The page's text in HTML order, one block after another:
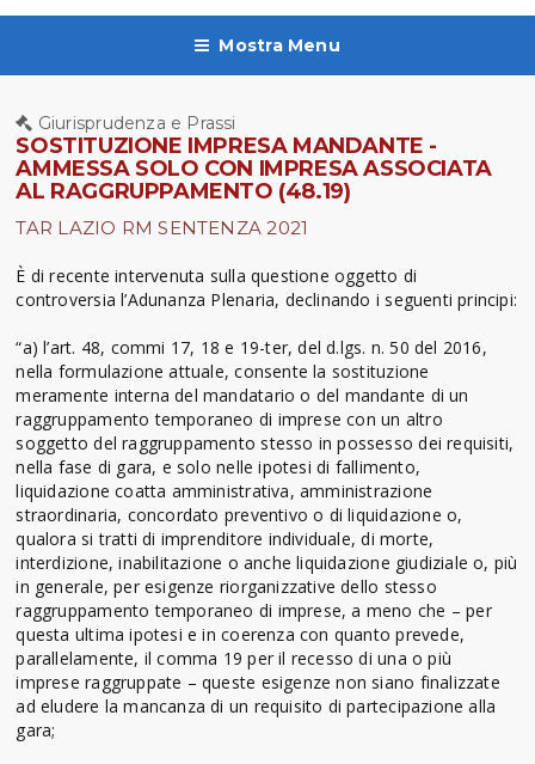
Mostra Menu
Giurisprudenza e Prassi
SOSTITUZIONE IMPRESA MANDANTE -
AMMESSA SOLO CON IMPRESA ASSOCIATA
AL RAGGRUPPAMENTO (48.19)
TAR LAZIO RM SENTENZA 2021
È di recente intervenuta sulla questione oggetto di
controversia l’Adunanza Plenaria, declinando i seguenti principi:
“a) l’art. 48, commi 17, 18 e 19-ter, del d.lgs. n. 50 del 2016,
nella formulazione attuale, consente la sostituzione
meramente interna del mandatario o del mandante di un
raggruppamento temporaneo di imprese con un altro
soggetto del raggruppamento stesso in possesso dei requisiti,
nella fase di gara, e solo nelle ipotesi di fallimento,
liquidazione coatta amministrativa, amministrazione
straordinaria, concordato preventivo o di liquidazione o,
qualora si tratti di imprenditore individuale, di morte,
interdizione, inabilitazione o anche liquidazione giudiziale o, più
in generale, per esigenze riorganizzative dello stesso
raggruppamento temporaneo di imprese, a meno che – per
questa ultima ipotesi e in coerenza con quanto prevede,
parallelamente, il comma 19 per il recesso di una o più
imprese raggruppate – queste esigenze non siano finalizzate
ad eludere la mancanza di un requisito di partecipazione alla
gara;